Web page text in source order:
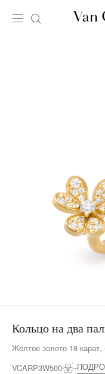
Кольцо на два
Желтое золото 18 карат,
VCARP3W500